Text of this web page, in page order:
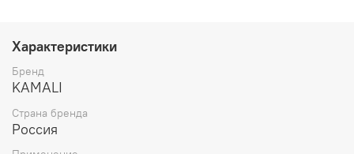
обогащенную текстуру, которая быстро впитывается,
увлажняет и тонизирует. Формирует лёгкий оттенок,
выравнивает тон кожи, скрывает мелкие недостатки на
теле, не оставляя разводов и пятен, не пачкает одежду,
жидкие колготки. Позвольте своей коже блистать
летним загаром и наслаждайтесь эффектом солнечного
луча, благодаря KAMALI.
Характеристики
Бренд
KAMALI
Страна бренда
Россия